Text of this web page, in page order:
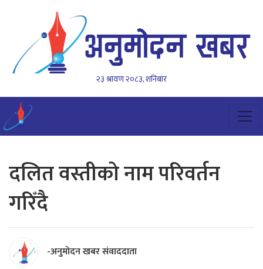
२३ श्रावण २०८३, शनिबार
दलित वस्तीको नाम परिवर्तन
गरिँदै
-अनुमोदन खबर संवाददाता